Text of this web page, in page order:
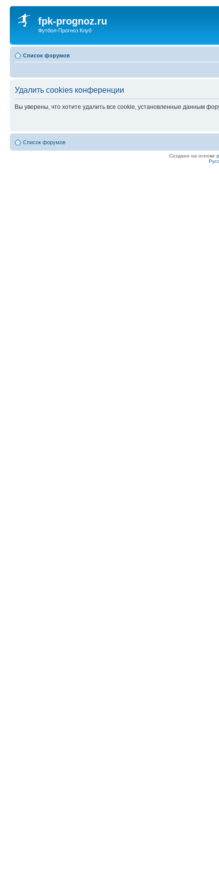
fpk-prognoz.ru
Футбол-Прогноз Клуб
Список форумов
Удалить cookies конференции
Вы уверены, что хотите удалить все cookie, установленные данным
Список форумов
Создано на основе